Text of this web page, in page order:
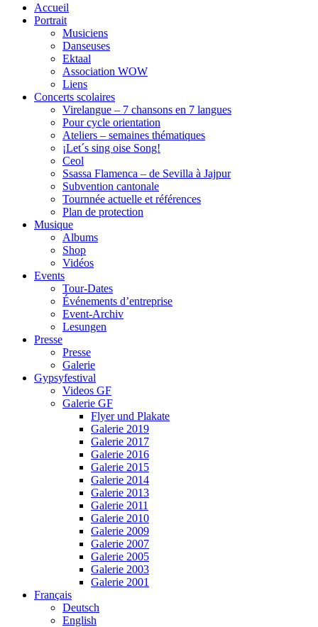
Accueil
Portrait
Musiciens
Danseuses
Ektaal
Association WOW
Liens
Concerts scolaires
Virelangue – 7 chansons en 7 langues
Pour cycle orientation
Ateliers – semaines thématiques
¡Let´s sing oise Song!
Ceol
Ssassa Flamenca – de Sevilla à Jajpur
Subvention cantonale
Tournnée actuelle et références
Plan de protection
Musique
Albums
Shop
Vidéos
Events
Tour-Dates
Événements d’entreprise
Event-Archiv
Lesungen
Presse
Presse
Galerie
Gypsyfestival
Videos GF
Galerie GF
Flyer und Plakate
Galerie 2019
Galerie 2017
Galerie 2016
Galerie 2015
Galerie 2014
Galerie 2013
Galerie 2011
Galerie 2010
Galerie 2009
Galerie 2007
Galerie 2005
Galerie 2003
Galerie 2001
Français
Deutsch
English